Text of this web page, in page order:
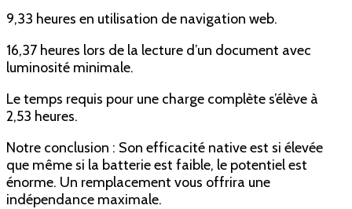
9,33 heures en utilisation de navigation web.
16,37 heures lors de la lecture d’un document avec
luminosité minimale.
Le temps requis pour une charge complète s’élève à
2,53 heures.
Notre conclusion : Son efficacité native est si élevée
que même si la batterie est faible, le potentiel est
énorme. Un remplacement vous offrira une
indépendance maximale.